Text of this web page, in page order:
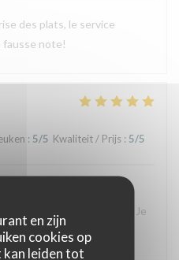
en zijn
cookies op
kan leiden tot
des plats, le service
note!
: 5/5 Kwaliteit / Prijs : 5/5
est toujours aussi
aux petits soins. Je